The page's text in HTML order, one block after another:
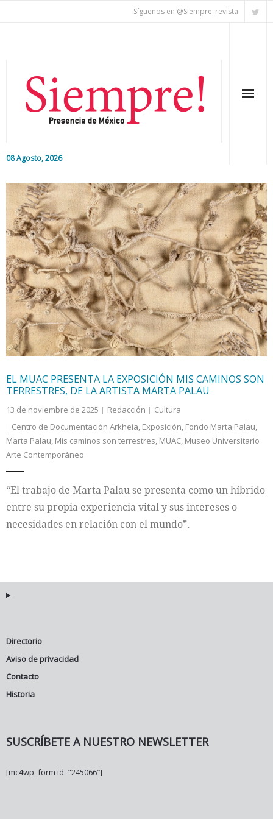
Síguenos en @Siempre_revista
08 Agosto, 2026
Editorial
Nacional
Colaboradores
Internacional
Cultura
EL MUAC PRESENTA LA EXPOSICIÓN MIS CAMINOS SON
TERRESTRES, DE LA ARTISTA MARTA PALAU
13 de noviembre de 2025 Redacción
Cultura
Centro de Documentación Arkheia, Exposición, Fondo Marta Palau,
Marta Palau, Mis caminos son terrestres, MUAC, Museo Universitario
Arte Contemporáneo
“El trabajo de Marta Palau se presenta como un híbrido
entre su propia experiencia vital y sus intereses o
necesidades en relación con el mundo”.
Directorio
Aviso de privacidad
Contacto
Historia
SUSCRÍBETE A NUESTRO NEWSLETTER
[mc4wp_form id=”245066″]